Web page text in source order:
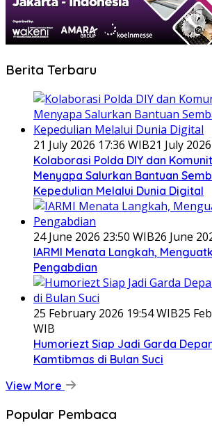
Berita Terbaru
21 July 2026 17:36 WIB21 July
Kolaborasi Polda DIY dan
Menyapa Salurkan Bantuan
Kepedulian Melalui Dunia Digital
24 June 2026 23:50 WIB26 June
IARMI Menata Langkah,
Pengabdian
25 February 2026 19:54 WIB25
WIB
Humoriezt Siap Jadi Garda
Kamtibmas di Bulan Suci
View More
Popular Pembaca